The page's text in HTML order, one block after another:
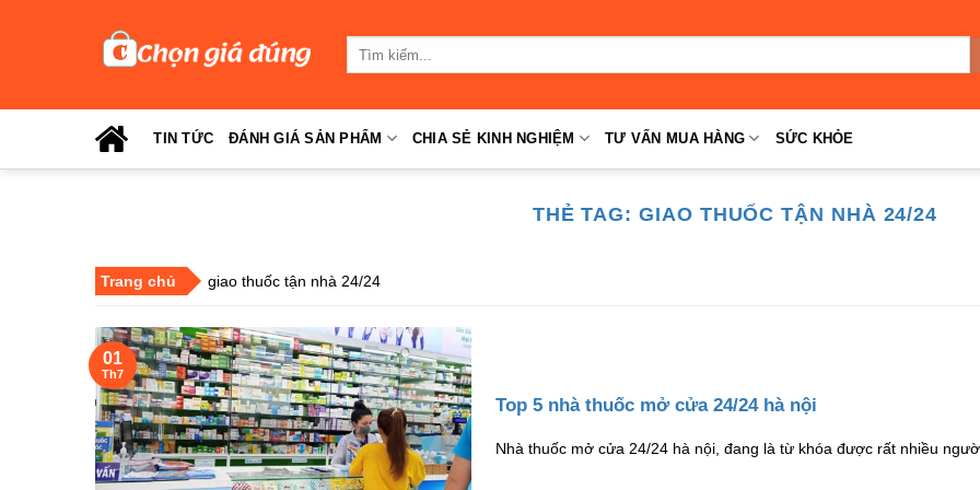
TIN TỨC ĐÁNH GIÁ SẢN PHẨM CHIA SẺ KINH NGHIỆM TƯ VẤN MUA HÀNG SỨC KHỎE
THẺ TAG:GIAO THUỐC TẬN NHÀ 24/24
Trang chủ giao thuốc tận nhà 24/24
Top 5 nhà thuốc mở cửa 24/24 hà nội
Nhà thuốc mở cửa 24/24 hà nội, đang là từ khóa được rất nhiều
01
Th7